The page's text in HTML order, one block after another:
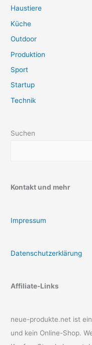
Haustiere
Küche
Outdoor
Produktion
Sport
Startup
Technik
Suchen
Kontakt und mehr
Impressum
Datenschutzerklärung
Affiliate-Links
neue-produkte.net ist
und kein Online-Shop.